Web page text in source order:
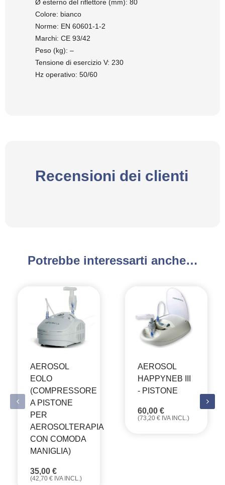
Ø esterno del riflettore (mm): 80
Colore: bianco
Norme: EN 60601-1-2
Marchi: CE 93/42
Peso (kg): –
Tensione di esercizio V: 230
Hz operativo: 50/60
Recensioni dei clienti
Potrebbe interessarti anche…
AEROSOL
EOLO
(COMPRESSORE
A PISTONE
PER
AEROSOLTERAPIA
CON COMODA
MANIGLIA)
35,00 €
(42,70 € IVA INCL.)
AEROSOL
HAPPYNEB III
- PISTONE
60,00 €
(73,20 € IVA INCL.)